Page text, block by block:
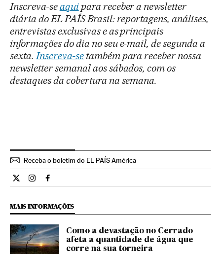
Inscreva-seaquipara receber a newsletter
diária do EL PAÍS Brasil: reportagens, análises,
entrevistas exclusivas e as principais
informações do dia no seu e-mail, de segunda a
sexta.Inscreva-setambém para receber nossa
newsletter semanal aos sábados, com os
destaques da cobertura na semana.
Receba o boletim do EL PAÍS América
Internacional El País Brasil en Twitter
Internacional El País Brasil en Instagram
Internacional El País Brasil en Facebook
MAIS INFORMAÇÕES
Como a devastação no Cerrado
afeta a quantidade de água que
corre na sua torneira